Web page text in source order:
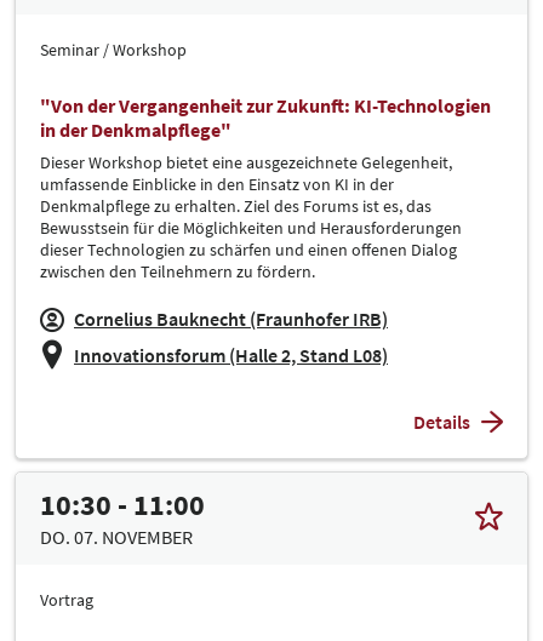
Seminar / Workshop
"Von der Vergangenheit zur Zukunft: KI-Technologien
in der Denkmalpflege"
Dieser Workshop bietet eine ausgezeichnete Gelegenheit,
umfassende Einblicke in den Einsatz von KI in der
Denkmalpflege zu erhalten. Ziel des Forums ist es, das
Bewusstsein für die Möglichkeiten und Herausforderungen
dieser Technologien zu schärfen und einen offenen Dialog
zwischen den Teilnehmern zu fördern.
Cornelius Bauknecht (Fraunhofer IRB)
Innovationsforum (Halle 2, Stand L08)
Details
10:30 - 11:00
DO. 07. NOVEMBER
Vortrag